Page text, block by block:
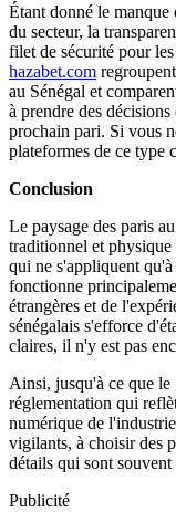
Étant donné le manque
du secteur, la
filet de sécurité pour
hazabet.com
au Sénégal et
à prendre des
prochain pari. Si vous
plateformes de ce type
Conclusion
Le paysage des paris
traditionnel et physique
qui ne s'appliquent
fonctionne
étrangères et de
sénégalais s'efforce
claires, il n'y est pas
Ainsi, jusqu'à ce que le
réglementation qui
numérique de
vigilants, à choisir des
détails qui sont souvent
Publicité